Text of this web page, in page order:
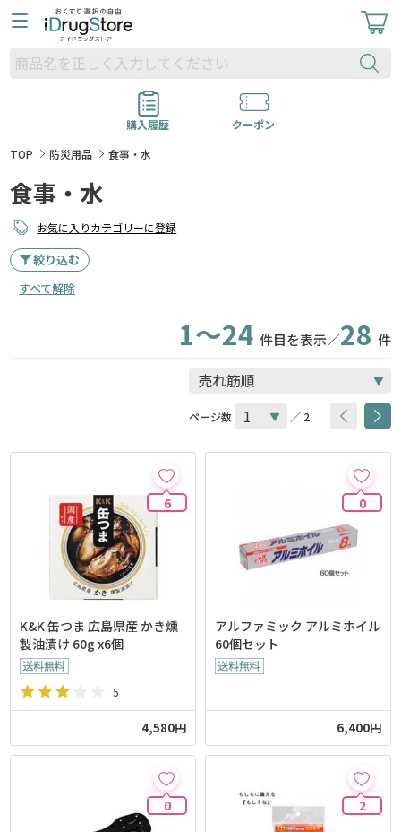
購入履歴
クーポン
TOP
防災用品 食事・水
食事・水
お気に入りカテゴリーに登録
絞り込む
すべて解除
1～24 件目を表示／28 件
ページ数 ／ 2
6
K&K 缶つま 広島県産 かき燻
製油漬け 60g x6個
5
4,580円
0
アルファミック アルミホイル
60個セット
6,400円
0 2